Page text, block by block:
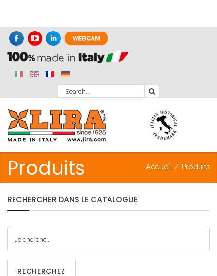
Produits Accueil / Produits
RECHERCHER DANS LE CATALOGUE
RECHERCHEZ